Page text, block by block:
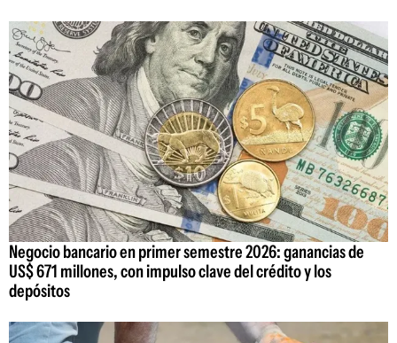
Negocio bancario en primer semestre 2026: ganancias de
US$ 671 millones, con impulso clave del crédito y los
depósitos